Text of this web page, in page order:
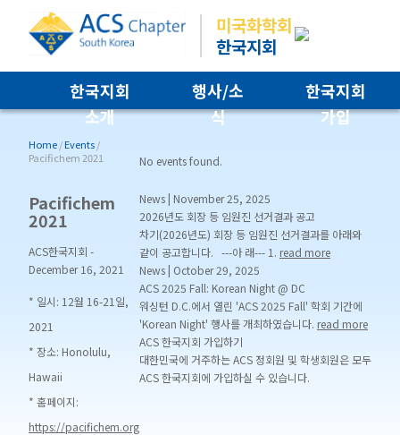
미국화학회
한국지회
한국지회
소개
행사/소
식
한국지회
가입
Home/Events/
Pacifichem 2021
Pacifichem
2021
ACS한국지회 -
December 16, 2021
* 일시: 12월 16-21일,
2021
* 장소: Honolulu,
Hawaii
* 홈페이지:
https://pacifichem.org
No events found.
News | November 25, 2025
2026년도 회장 등 임원진 선거결과 공고
차기(2026년도) 회장 등 임원진 선거결과를 아래와
같이 공고합니다. ---아 래--- 1. read more
News | October 29, 2025
ACS 2025 Fall: Korean Night @ DC
워싱턴 D.C.에서 열린 'ACS 2025 Fall' 학회 기간에
'Korean Night' 행사를 개최하였습니다. read more
ACS 한국지회 가입하기
대한민국에 거주하는 ACS 정회원 및 학생회원은 모두
ACS 한국지회에 가입하실 수 있습니다.